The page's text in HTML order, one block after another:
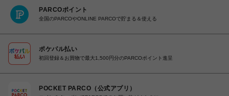
PARCOポイント
全国のPARCOやONLINE PARCOで貯まる＆使える
ポケパル払い
初回登録＆お買物で最大1,500円分のPARCOポイント進呈
POCKET PARCO（公式アプリ）